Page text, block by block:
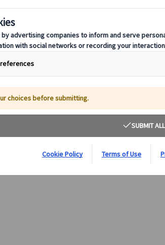
og dynamiske, moderne udtryk. Fra elegancen
historiske håndværk og de seneste
enhver rejsende.